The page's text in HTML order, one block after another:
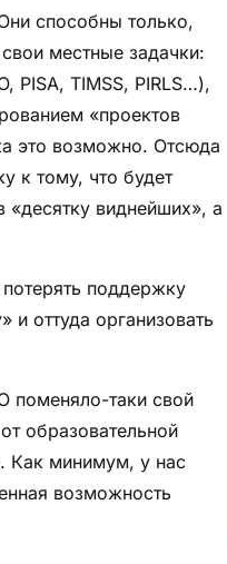
способны только,
местные задачки:
PISA, TIMSS, PIRLS…),
«проектов
это возможно. Отсюда
к тому, что будет
виднейших», а
поддержку
оттуда организовать
поменяло-таки свой
образовательной
Как минимум, у нас
возможность